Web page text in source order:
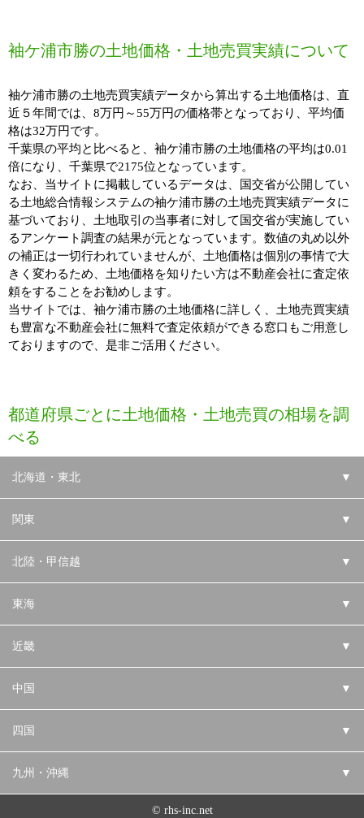
袖ケ浦市勝の土地価格・土地売買実績について
袖ケ浦市勝の土地売買実績データから算出する土地価格は、直
近５年間では、8万円～55万円の価格帯となっており、平均価
格は32万円です。
千葉県の平均と比べると、袖ケ浦市勝の土地価格の平均は0.01
倍になり、千葉県で2175位となっています。
なお、当サイトに掲載しているデータは、国交省が公開してい
る土地総合情報システムの袖ケ浦市勝の土地売買実績データに
基づいており、土地取引の当事者に対して国交省が実施してい
るアンケート調査の結果が元となっています。数値の丸め以外
の補正は一切行われていませんが、土地価格は個別の事情で大
きく変わるため、土地価格を知りたい方は不動産会社に査定依
頼をすることをお勧めします。
当サイトでは、袖ケ浦市勝の土地価格に詳しく、土地売買実績
も豊富な不動産会社に無料で査定依頼ができる窓口もご用意し
ておりますので、是非ご活用ください。
都道府県ごとに土地価格・土地売買の相場を調
べる
北海道・東北 ▼
関東 ▼
北陸・甲信越 ▼
東海 ▼
近畿 ▼
中国 ▼
四国 ▼
九州・沖縄 ▼
© rhs-inc.net